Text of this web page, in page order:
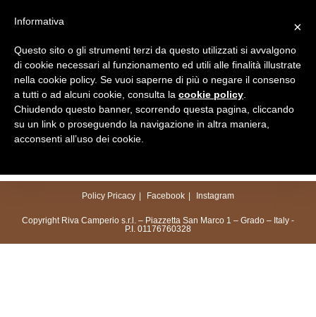
Menu
Policy Pricacy Facebook Instagram
Copyright Riva Camperio s.r.l. – Piazzetta San Marco 1 – Grado – Italy -
P.I. 01176760328
×
Informativa
Questo sito o gli strumenti terzi da questo utilizzati si avvalgono
di cookie necessari al funzionamento ed utili alle finalità illustrate
nella cookie policy. Se vuoi saperne di più o negare il consenso
a tutti o ad alcuni cookie, consulta la cookie policy
Chiudendo questo banner, scorrendo questa pagina, cliccando
su un link o proseguendo la navigazione in altra maniera,
acconsenti all’uso dei cookie.